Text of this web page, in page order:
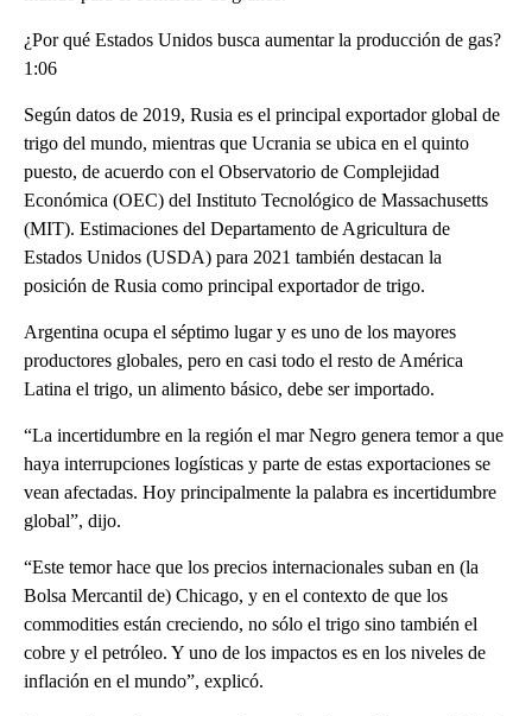
¿Por qué Estados Unidos busca aumentar la producción de gas?
1:06
Según datos de 2019, Rusia es el principal exportador global de
trigo del mundo, mientras que Ucrania se ubica en el quinto
puesto, de acuerdo con el Observatorio de Complejidad
Económica (OEC) del Instituto Tecnológico de Massachusetts
(MIT). Estimaciones del Departamento de Agricultura de
Estados Unidos (USDA) para 2021 también destacan la
posición de Rusia como principal exportador de trigo.
Argentina ocupa el séptimo lugar y es uno de los mayores
productores globales, pero en casi todo el resto de América
Latina el trigo, un alimento básico, debe ser importado.
“La incertidumbre en la región el mar Negro genera temor a que
haya interrupciones logísticas y parte de estas exportaciones se
vean afectadas. Hoy principalmente la palabra es incertidumbre
global”, dijo.
“Este temor hace que los precios internacionales suban en (la
Bolsa Mercantil de) Chicago, y en el contexto de que los
commodities están creciendo, no sólo el trigo sino también el
cobre y el petróleo. Y uno de los impactos es en los niveles de
inflación en el mundo”, explicó.